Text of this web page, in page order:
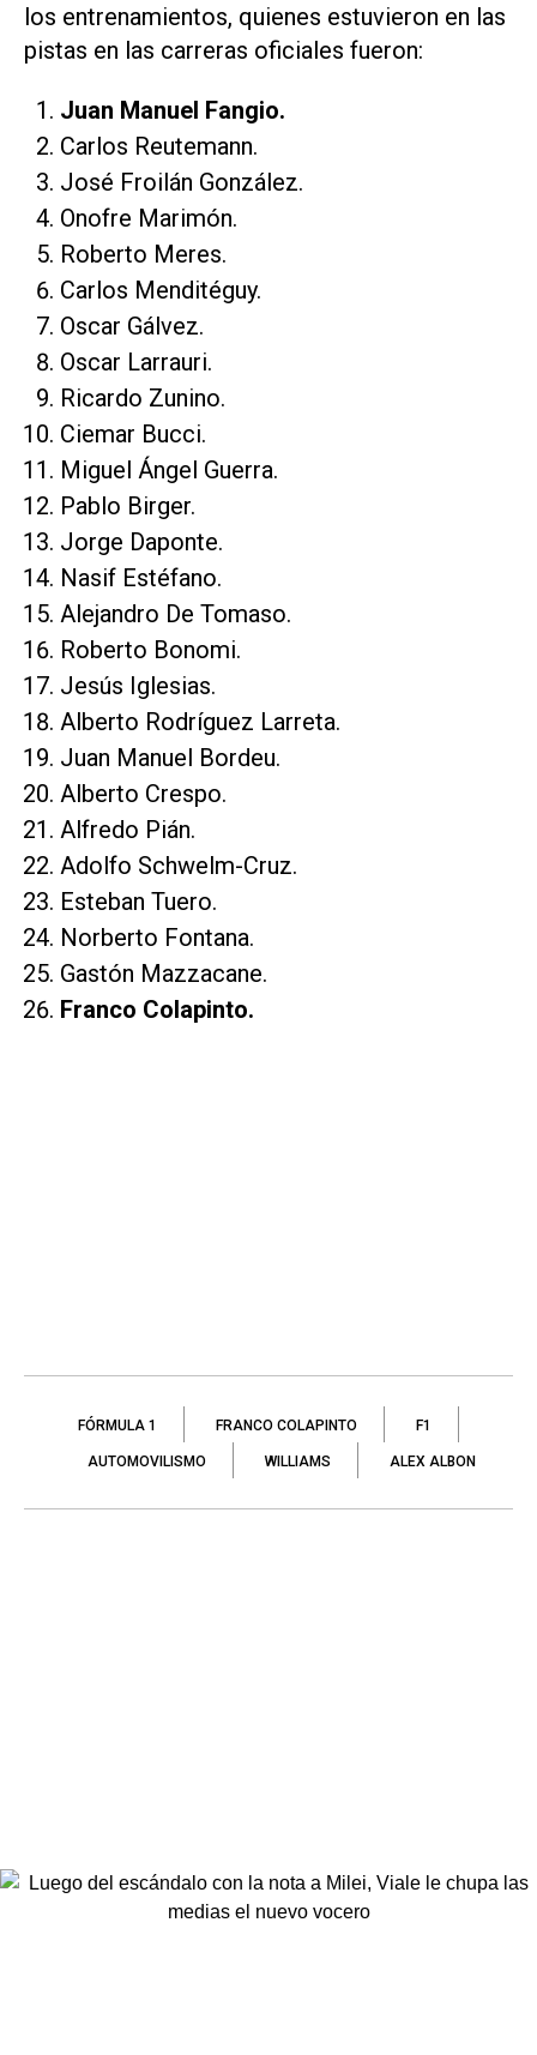
los entrenamientos, quienes estuvieron en las
pistas en las carreras oficiales fueron:
Juan Manuel Fangio.
Carlos Reutemann.
José Froilán González.
Onofre Marimón.
Roberto Meres.
Carlos Menditéguy.
Oscar Gálvez.
Oscar Larrauri.
Ricardo Zunino.
Ciemar Bucci.
Miguel Ángel Guerra.
Pablo Birger.
Jorge Daponte.
Nasif Estéfano.
Alejandro De Tomaso.
Roberto Bonomi.
Jesús Iglesias.
Alberto Rodríguez Larreta.
Juan Manuel Bordeu.
Alberto Crespo.
Alfredo Pián.
Adolfo Schwelm-Cruz.
Esteban Tuero.
Norberto Fontana.
Gastón Mazzacane.
Franco Colapinto.
FÓRMULA 1 FRANCO COLAPINTO F1
AUTOMOVILISMO WILLIAMS ALEX ALBON